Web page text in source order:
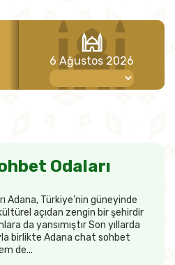
Öğle
6 Ağustos 2026
Odaları
Adana, Türkiye’nin güneyinde
açıdan zengin bir şehirdir
da yansımıştır Son yıllarda
birlikte Adana chat sohbet
de...